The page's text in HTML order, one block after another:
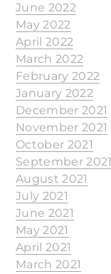
June 2022
May 2022
April 2022
March 2022
February 2022
January 2022
December 2021
November 2021
October 2021
September 2021
August 2021
July 2021
June 2021
May 2021
April 2021
March 2021